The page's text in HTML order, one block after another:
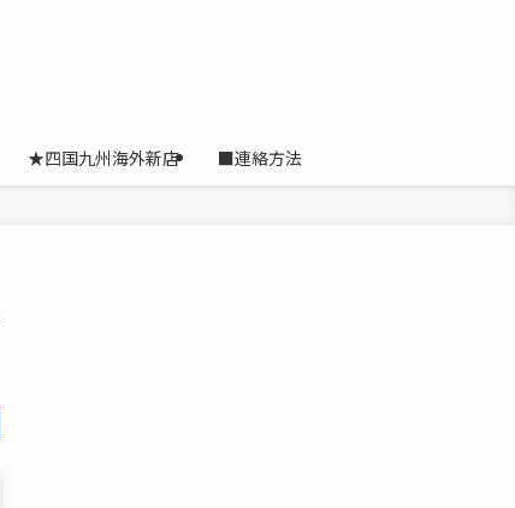
★四国九州海外新店 ■連絡方法